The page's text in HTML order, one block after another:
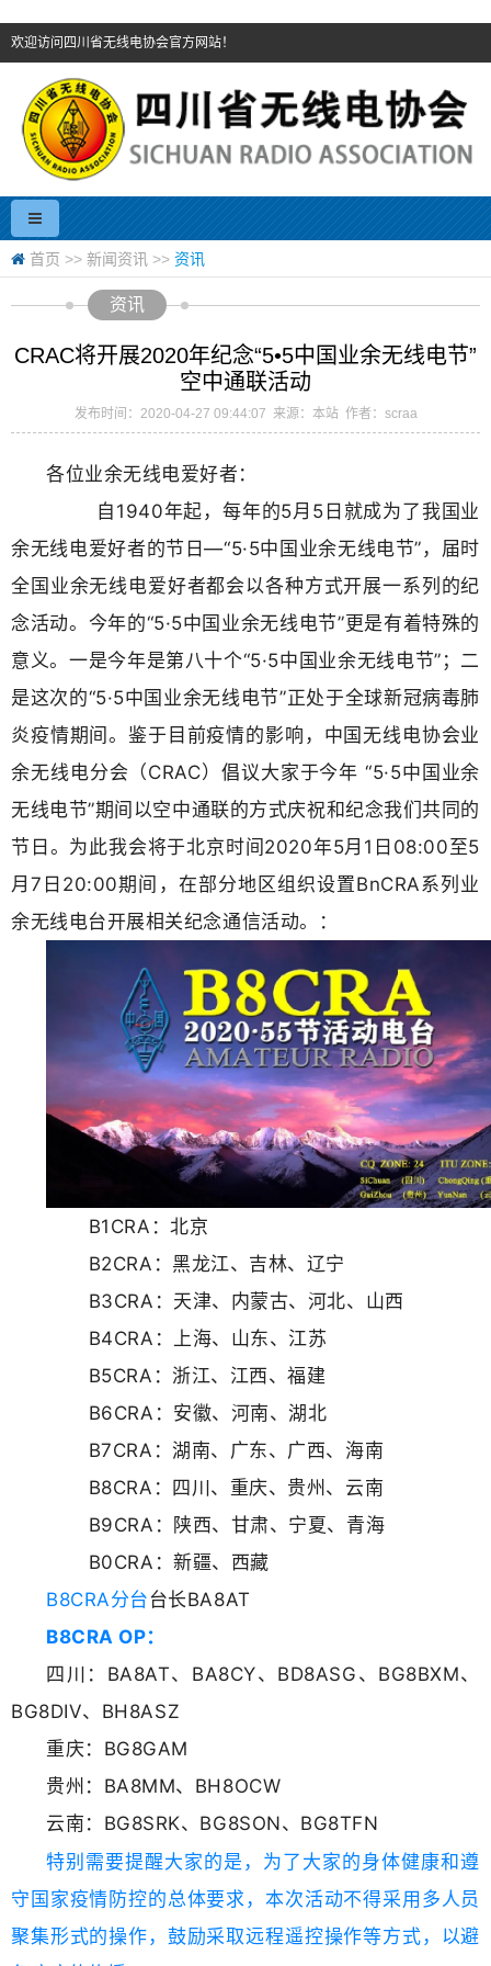
欢迎访问四川省无线电协会官方网站！
首页 >> 新闻资讯 >> 资讯
资讯
CRAC将开展2020年纪念“5•5中国业余无线电节”
空中通联活动
发布时间：2020-04-27 09:44:07 来源：本站 作者：scraa
各位业余无线电爱好者：
自1940年起，每年的5月5日就成为了我国业
余无线电爱好者的节日—“5·5中国业余无线电节”，届时
全国业余无线电爱好者都会以各种方式开展一系列的纪
念活动。今年的“5·5中国业余无线电节”更是有着特殊的
意义。一是今年是第八十个“5·5中国业余无线电节”；二
是这次的“5·5中国业余无线电节”正处于全球新冠病毒肺
炎疫情期间。鉴于目前疫情的影响，中国无线电协会业
余无线电分会（CRAC）倡议大家于今年 “5·5中国业余
无线电节”期间以空中通联的方式庆祝和纪念我们共同的
节日。为此我会将于北京时间2020年5月1日08:00至5
月7日20:00期间，在部分地区组织设置BnCRA系列业
余无线电台开展相关纪念通信活动。：
B1CRA：北京
B2CRA：黑龙江、吉林、辽宁
B3CRA：天津、内蒙古、河北、山西
B4CRA：上海、山东、江苏
B5CRA：浙江、江西、福建
B6CRA：安徽、河南、湖北
B7CRA：湖南、广东、广西、海南
B8CRA：四川、重庆、贵州、云南
B9CRA：陕西、甘肃、宁夏、青海
B0CRA：新疆、西藏
B8CRA分台台长BA8AT
B8CRA OP：
四川：BA8AT、BA8CY、BD8ASG、BG8BXM、
BG8DIV、BH8ASZ
重庆：BG8GAM
贵州：BA8MM、BH8OCW
云南：BG8SRK、BG8SON、BG8TFN
特别需要提醒大家的是，为了大家的身体健康和遵
守国家疫情防控的总体要求，本次活动不得采用多人员
聚集形式的操作，鼓励采取远程遥控操作等方式，以避